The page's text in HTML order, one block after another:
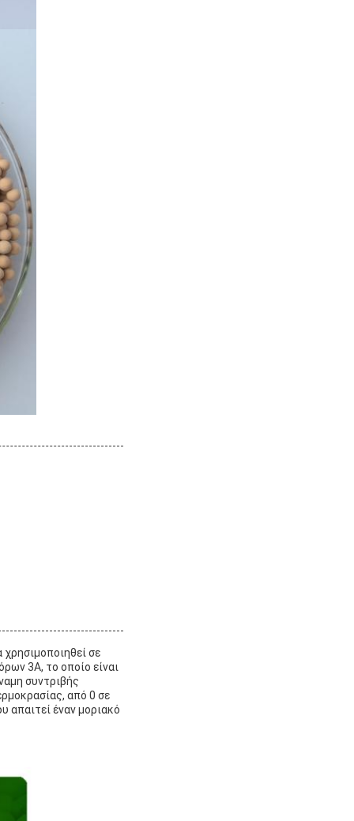
σε
3A, το οποίο είναι
συντριβής
από 0 σε
απαιτεί έναν μοριακό